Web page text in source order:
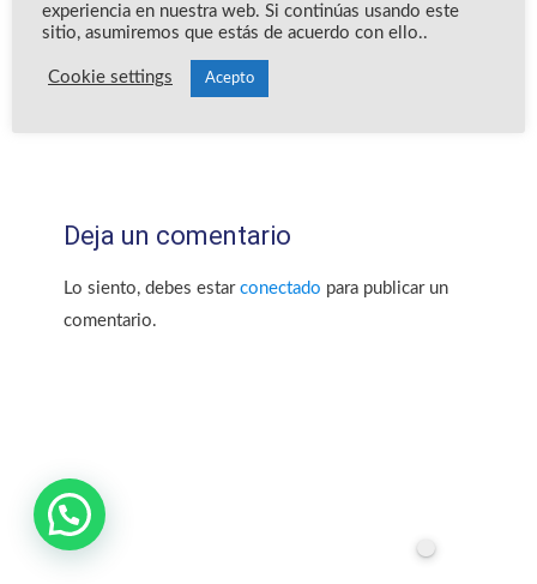
Accede para responder
Deja un comentario
Lo siento, debes estarconectado para publicar un
comentario.
experiencia en nuestra web. Si continúas usando este
sitio, asumiremos que estás de acuerdo con ello..
Cookie settings Acepto